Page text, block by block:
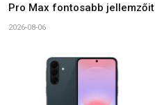
Pro Max fontosabb jellemzőit
2026-08-06